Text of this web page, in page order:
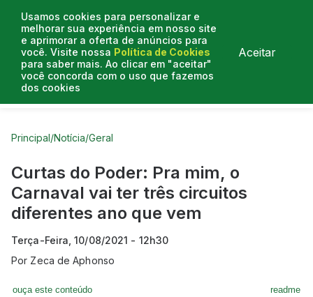
Usamos cookies para personalizar e
melhorar sua experiência em nosso site
e aprimorar a oferta de anúncios para
você. Visite nossa Política de Cookies
para saber mais. Ao clicar em "aceitar"
você concorda com o uso que fazemos
dos cookies
Aceitar
Curtas do Poder
Principal/Notícia/Geral
Curtas do Poder: Pra mim, o
Carnaval vai ter três circuitos
diferentes ano que vem
Terça-Feira, 10/08/2021 - 12h30
Por Zeca de Aphonso
ouça este conteúdo readme